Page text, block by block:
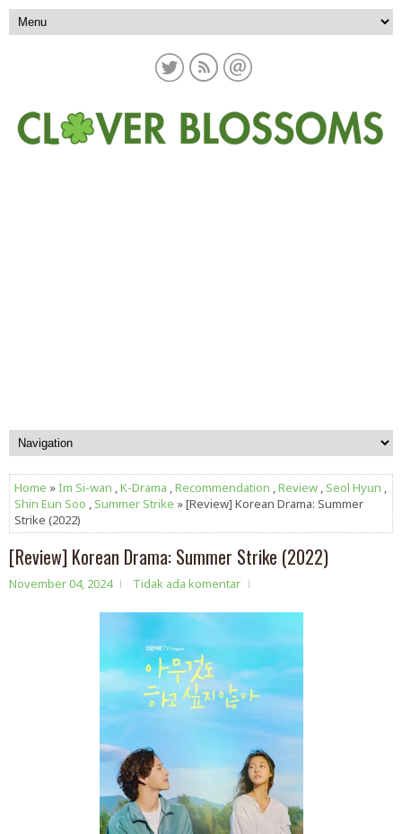
Home »Im Si-wan ,K-Drama ,Recommendation ,Review , Seol Hyun ,
Shin Eun Soo , Summer Strike » [Review] Korean Drama: Summer
Strike (2022)
[Review] Korean Drama: Summer Strike (2022)
November 04, 2024 Tidak ada komentar